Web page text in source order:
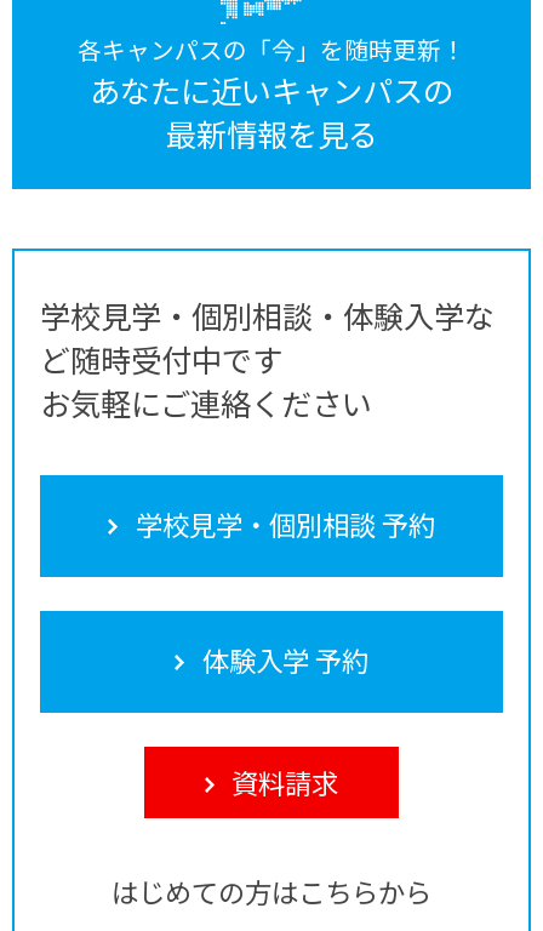
各キャンパスの「今」を随時更新！
あなたに近いキャンパスの
最新情報を見る
学校見学・個別相談・体験入学な
ど随時受付中です
お気軽にご連絡ください
学校見学・個別相談 予約
体験入学 予約
資料請求
はじめての方はこちらから